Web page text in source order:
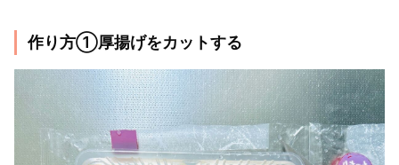
作り方①厚揚げをカットする